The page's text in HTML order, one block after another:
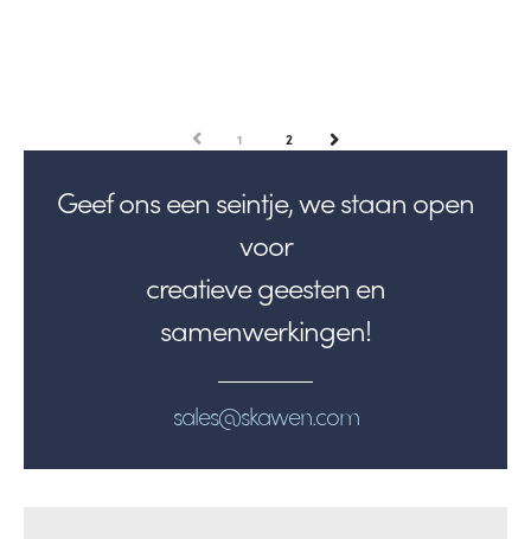
PREV1 2 NEXT
Geef ons een seintje, we staan open
voor
creatieve geesten en
samenwerkingen!
sales@skawen.com